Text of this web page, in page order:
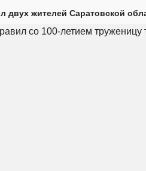
двух жителей Саратовской